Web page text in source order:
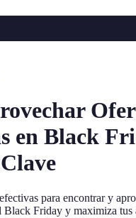
en Black
para encontrar y
Black Friday y maximiza tus